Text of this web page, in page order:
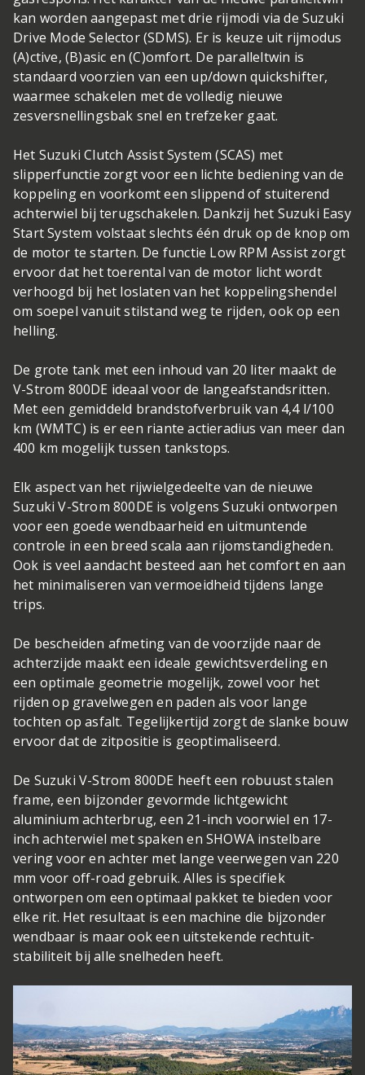
kan worden aangepast met drie rijmodi via de Suzuki
Drive Mode Selector (SDMS). Er is keuze uit rijmodus
(A)ctive, (B)asic en (C)omfort. De paralleltwin is
standaard voorzien van een up/down quickshifter,
waarmee schakelen met de volledig nieuwe
zesversnellingsbak snel en trefzeker gaat.
Het Suzuki Clutch Assist System (SCAS) met
slipperfunctie zorgt voor een lichte bediening van de
koppeling en voorkomt een slippend of stuiterend
achterwiel bij terugschakelen. Dankzij het Suzuki Easy
Start System volstaat slechts één druk op de knop om
de motor te starten. De functie Low RPM Assist zorgt
ervoor dat het toerental van de motor licht wordt
verhoogd bij het loslaten van het koppelingshendel
om soepel vanuit stilstand weg te rijden, ook op een
helling.
De grote tank met een inhoud van 20 liter maakt de
V-Strom 800DE ideaal voor de langeafstandsritten.
Met een gemiddeld brandstofverbruik van 4,4 l/100
km (WMTC) is er een riante actieradius van meer dan
400 km mogelijk tussen tankstops.
Elk aspect van het rijwielgedeelte van de nieuwe
Suzuki V-Strom 800DE is volgens Suzuki ontworpen
voor een goede wendbaarheid en uitmuntende
controle in een breed scala aan rijomstandigheden.
Ook is veel aandacht besteed aan het comfort en aan
het minimaliseren van vermoeidheid tijdens lange
trips.
De bescheiden afmeting van de voorzijde naar de
achterzijde maakt een ideale gewichtsverdeling en
een optimale geometrie mogelijk, zowel voor het
rijden op gravelwegen en paden als voor lange
tochten op asfalt. Tegelijkertijd zorgt de slanke bouw
ervoor dat de zitpositie is geoptimaliseerd.
De Suzuki V-Strom 800DE heeft een robuust stalen
frame, een bijzonder gevormde lichtgewicht
aluminium achterbrug, een 21-inch voorwiel en 17-
inch achterwiel met spaken en SHOWA instelbare
vering voor en achter met lange veerwegen van 220
mm voor off-road gebruik. Alles is specifiek
ontworpen om een optimaal pakket te bieden voor
elke rit. Het resultaat is een machine die bijzonder
wendbaar is maar ook een uitstekende rechtuit-
stabiliteit bij alle snelheden heeft.